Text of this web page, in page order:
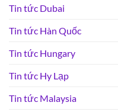
Tin tức Dubai
Tin tức Hàn Quốc
Tin tức Hungary
Tin tức Hy Lạp
Tin tức Malaysia